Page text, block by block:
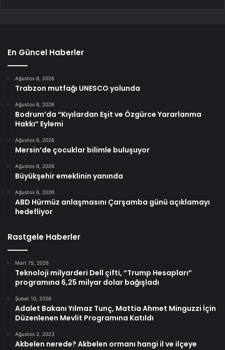
En Güncel Haberler
Ağustos 6, 2026
Trabzon mutfağı UNESCO yolunda
Ağustos 6, 2026
Bodrum’da “Kıyılardan Eşit ve Özgürce Yararlanma
Hakkı” Eylemi
Ağustos 6, 2026
Mersin’de çocuklar bilimle buluşuyor
Ağustos 6, 2026
Büyükşehir emeklinin yanında
Ağustos 6, 2026
ABD Hürmüz anlaşmasını Çarşamba günü açıklamayı
hedefliyor
Rastgele Haberler
Mart 15, 2026
Teknoloji milyarderi Dell çifti, “Trump Hesapları”
programına 6,25 milyar dolar bağışladı
Şubat 10, 2026
Adalet Bakanı Yılmaz Tunç, Mattia Ahmet Minguzzi İçin
Düzenlenen Mevlit Programına Katıldı
Ağustos 2, 2023
Akbelen nerede? Akbelen ormanı hangi il ve ilçeye